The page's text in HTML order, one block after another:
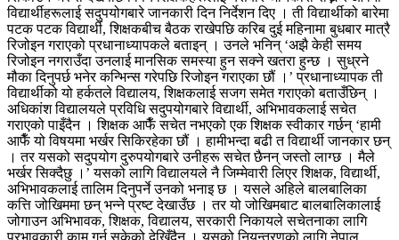
विद्यार्थीहरूलाई सदुपयोगबारे जानकारी दिन निर्देशन दिए । ती विद्यार्थीको बारेमा
पटक पटक विद्यार्थी, शिक्षकबीच बैठक राखेपछि करिब दुई महिनामा बुधबार मात्रै
रिजोइन गराएको प्रधानाध्यापकले बताइन् । उनले भनिन् ‘अझै केही समय
रिजोइन नगराउँदा उनलाई मानसिक समस्या हुन सक्ने खतरा हुन्छ । सुध्रने
मौका दिनुपर्छ भनेर कन्भिन्स गरेपछि रिजोइन गराएका छौं ।’ प्रधानाध्यापक ती
विद्यार्थीको यो हर्कतले विद्यालय, शिक्षकलाई सजग समेत गराएको बताउँछिन् ।
अधिकांश विद्यालयले प्रविधि सदुपयोगबारे विद्यार्थी, अभिभावकलाई सचेत
गराएको पाइँदैन । शिक्षक आफैँ सचेत नभएको एक शिक्षक स्वीकार गर्छन् ‘हामी
आफैँ यो विषयमा भर्खर सिकिरहेका छौं । हामीभन्दा बढी त विद्यार्थी जानकार छन्
। तर यसको सदुपयोग दुरुपयोगबारे उनीहरू सचेत छैनन् जस्तो लाग्छ । मैले
भर्खर सिक्दैछु ।’ यसको लागि विद्यालयले नै जिम्मेवारी लिएर शिक्षक, विद्यार्थी,
अभिभावकलाई तालिम दिनुपर्ने उनको भनाइ छ । यसले अहिले बालबालिका
कत्ति जोखिममा छन् भन्ने प्रष्ट देखाउँछ । तर यो जोखिमबाट बालबालिकालाई
जोगाउन अभिभावक, शिक्षक, विद्यालय, सरकारी निकायले सचेतनाका लागि
प्रभावकारी काम गर्न सकेको देखिँदैन । यसको नियन्त्रणको लागि नेपाल